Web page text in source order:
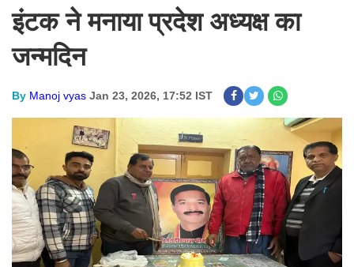
इंटक ने मनाया प्रदेश अध्यक्ष का
जन्मदिन
By Manoj vyas Jan 23, 2026, 17:52 IST